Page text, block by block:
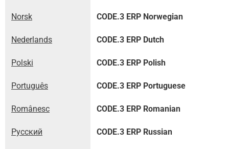
Norsk CODE.3 ERP Norwegian
Nederlands CODE.3 ERP Dutch
Polski CODE.3 ERP Polish
Português CODE.3 ERP Portuguese
Românesc CODE.3 ERP Romanian
Русский CODE.3 ERP Russian